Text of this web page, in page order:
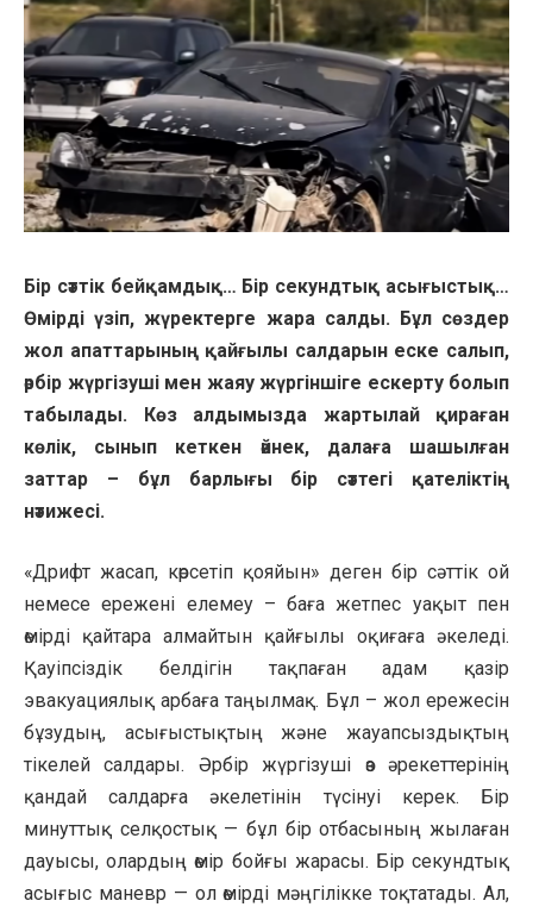
Бір сәттік бейқамдық… Бір секундтық асығыстық…
Өмірді үзіп, жүректерге жара салды. Бұл сөздер
жол апаттарының қайғылы салдарын еске салып,
әрбір жүргізуші мен жаяу жүргіншіге ескерту болып
табылады. Көз алдымызда жартылай қираған
көлік, сынып кеткен әйнек, далаға шашылған
заттар – бұл барлығы бір сәттегі қателіктің
нәтижесі.
«Дрифт жасап, көрсетіп қояйын» деген бір сәттік ой
немесе ережені елемеу – баға жетпес уақыт пен
өмірді қайтара алмайтын қайғылы оқиғаға әкеледі.
Қауіпсіздік белдігін тақпаған адам қазір
эвакуациялық арбаға таңылмақ. Бұл – жол ережесін
бұзудың, асығыстықтың және жауапсыздықтың
тікелей салдары. Әрбір жүргізуші өз әрекеттерінің
қандай салдарға әкелетінін түсінуі керек. Бір
минуттық селқостық — бұл бір отбасының жылаған
дауысы, олардың өмір бойғы жарасы. Бір секундтық
асығыс маневр — ол өмірді мәңгілікке тоқтатады. Ал,